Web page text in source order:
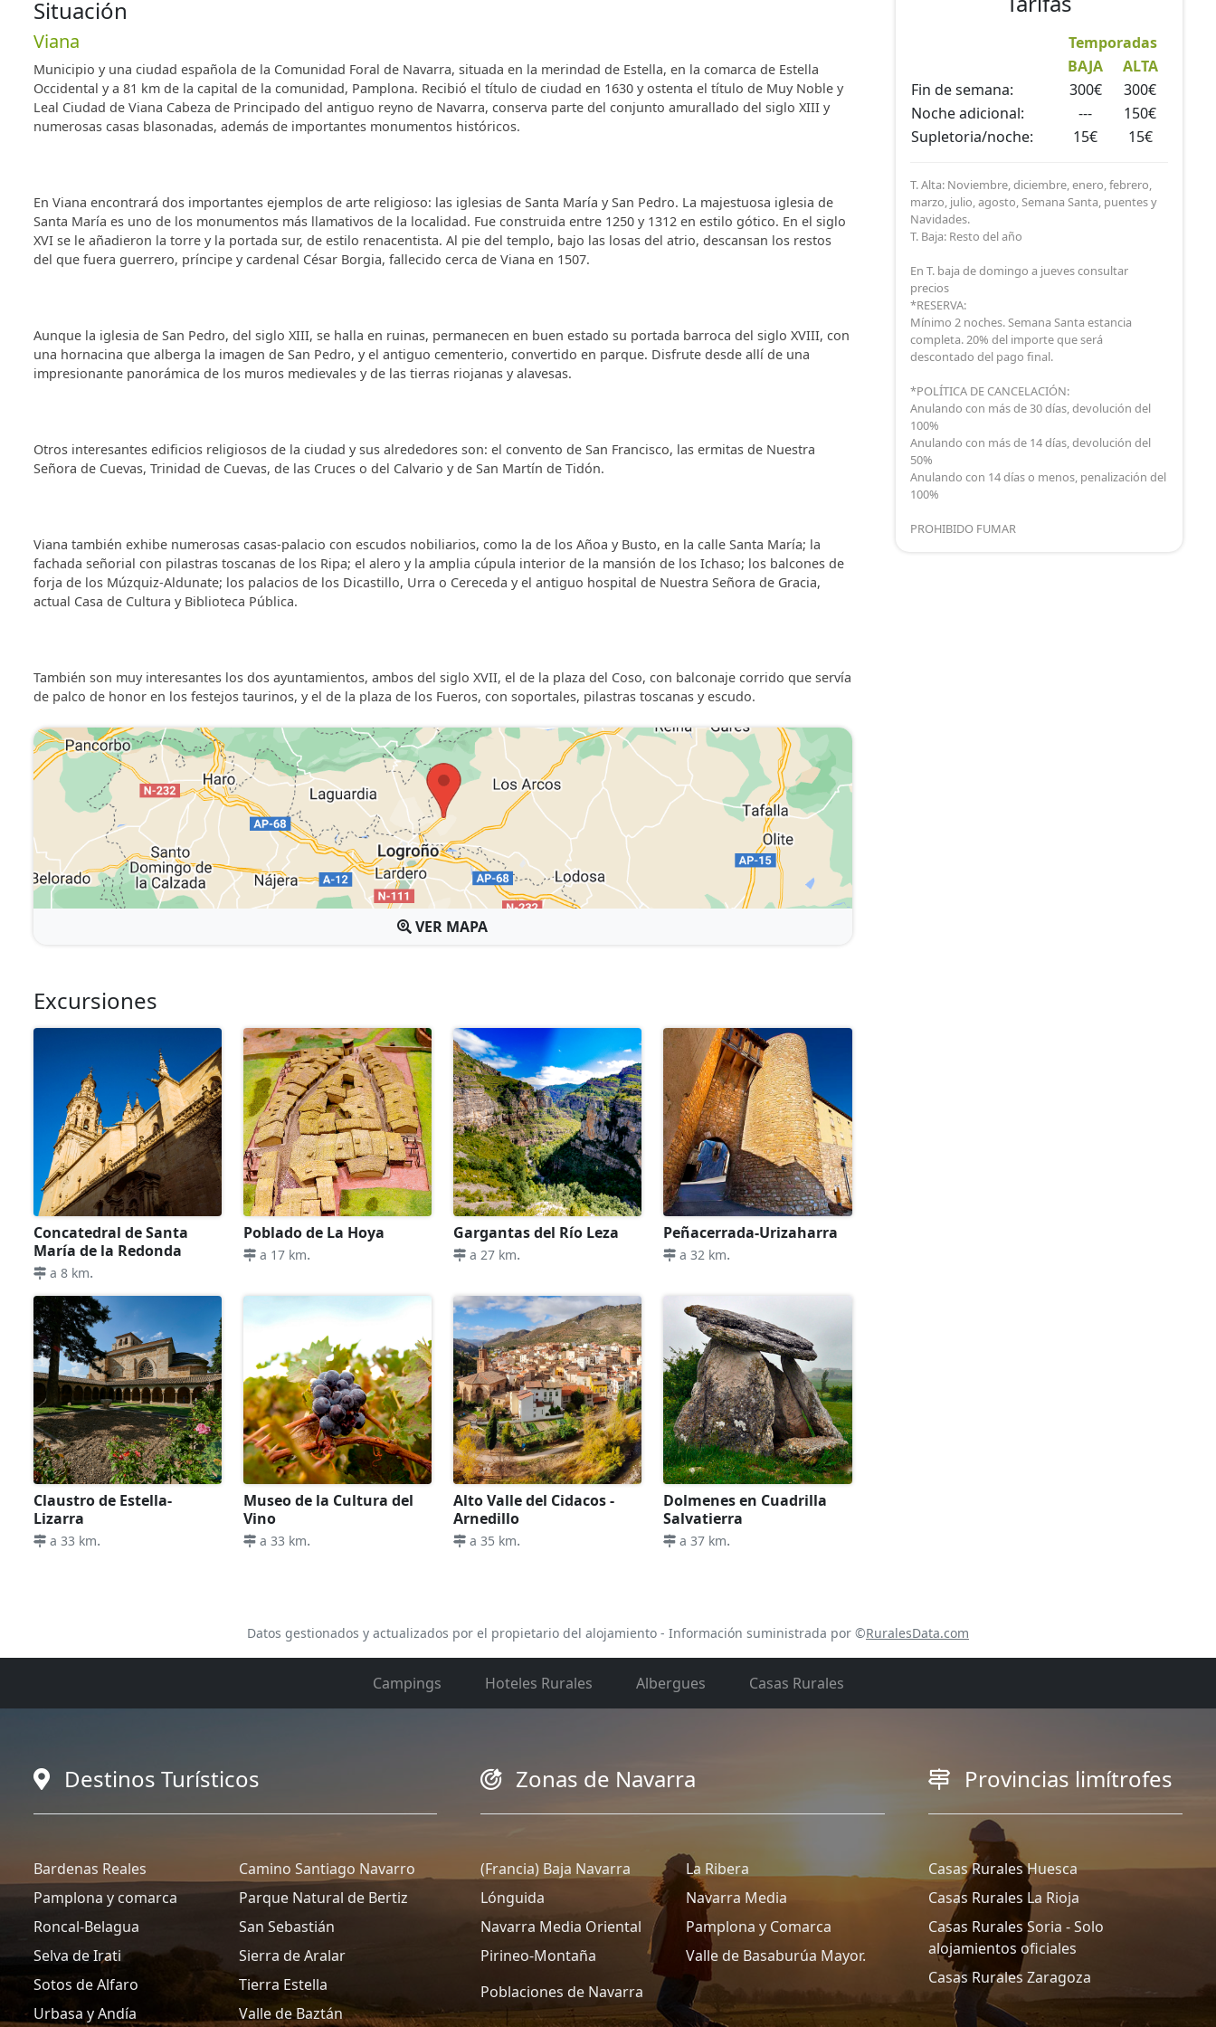
Situación
Viana
Municipio y una ciudad española de la Comunidad Foral de Navarra, situada en la merindad de Estella, en la comarca de Estella
Occidental y a 81 km de la capital de la comunidad, Pamplona. Recibió el título de ciudad en 1630 y ostenta el título de Muy Noble y
Leal Ciudad de Viana Cabeza de Principado del antiguo reyno de Navarra, conserva parte del conjunto amurallado del siglo XIII y
numerosas casas blasonadas, además de importantes monumentos históricos.
En Viana encontrará dos importantes ejemplos de arte religioso: las iglesias de Santa María y San Pedro. La majestuosa iglesia de
Santa María es uno de los monumentos más llamativos de la localidad. Fue construida entre 1250 y 1312 en estilo gótico. En el siglo
XVI se le añadieron la torre y la portada sur, de estilo renacentista. Al pie del templo, bajo las losas del atrio, descansan los restos
del que fuera guerrero, príncipe y cardenal César Borgia, fallecido cerca de Viana en 1507.
Aunque la iglesia de San Pedro, del siglo XIII, se halla en ruinas, permanecen en buen estado su portada barroca del siglo XVIII, con
una hornacina que alberga la imagen de San Pedro, y el antiguo cementerio, convertido en parque. Disfrute desde allí de una
impresionante panorámica de los muros medievales y de las tierras riojanas y alavesas.
Otros interesantes edificios religiosos de la ciudad y sus alrededores son: el convento de San Francisco, las ermitas de Nuestra
Señora de Cuevas, Trinidad de Cuevas, de las Cruces o del Calvario y de San Martín de Tidón.
Viana también exhibe numerosas casas-palacio con escudos nobiliarios, como la de los Añoa y Busto, en la calle Santa María; la
fachada señorial con pilastras toscanas de los Ripa; el alero y la amplia cúpula interior de la mansión de los Ichaso; los balcones de
forja de los Múzquiz-Aldunate; los palacios de los Dicastillo, Urra o Cereceda y el antiguo hospital de Nuestra Señora de Gracia,
actual Casa de Cultura y Biblioteca Pública.
También son muy interesantes los dos ayuntamientos, ambos del siglo XVII, el de la plaza del Coso, con balconaje corrido que servía
de palco de honor en los festejos taurinos, y el de la plaza de los Fueros, con soportales, pilastras toscanas y escudo.
VER MAPA
Excursiones
Concatedral de Santa
María de la Redonda
a 8 km.
Poblado de La Hoya
a 17 km.
Gargantas del Río Leza
a 27 km.
Peñacerrada-Urizaharra
a 32 km.
Claustro de Estella-
Lizarra
a 33 km.
Museo de la Cultura del
Vino
a 33 km.
Alto Valle del Cidacos -
Arnedillo
a 35 km.
Dolmenes en Cuadrilla
Salvatierra
a 37 km.
Temporadas
BAJA
ALTA
Fin de semana:
300€
300€
Noche adicional:
---
150€
Supletoria/noche:
15€ 15€
T. Alta: Noviembre, diciembre, enero, febrero,
marzo, julio, agosto, Semana Santa, puentes y
Navidades.
T. Baja: Resto del año
En T. baja de domingo a jueves consultar
precios
*RESERVA:
Mínimo 2 noches. Semana Santa estancia
completa. 20% del importe que será
descontado del pago final.
*POLÍTICA DE CANCELACIÓN:
Anulando con más de 30 días, devolución del
100%
Anulando con más de 14 días, devolución del
50%
Anulando con 14 días o menos, penalización del
100%
PROHIBIDO FUMAR
Datos gestionados y actualizados por el propietario del alojamiento - Información suministrada por ©RuralesData.com
Campings Hoteles Rurales Albergues Casas Rurales
Destinos Turísticos
Bardenas Reales
Camino Santiago Navarro
Pamplona y comarca
Parque Natural de Bertiz
Roncal-Belagua
San Sebastián
Selva de Irati
Sierra de Aralar
Sotos de Alfaro
Tierra Estella
Urbasa y Andía
Valle de Baztán
Zonas de Navarra
(Francia) Baja Navarra
La Ribera
Lónguida
Navarra Media
Navarra Media Oriental
Pamplona y Comarca
Pirineo-Montaña
Valle de Basaburúa Mayor.
Poblaciones de Navarra
Provincias limítrofes
Casas Rurales Huesca
Casas Rurales La Rioja
Casas Rurales Soria - Solo
alojamientos oficiales
Casas Rurales Zaragoza